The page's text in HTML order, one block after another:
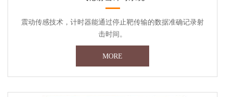
震动传感技术，计时器能通过停止靶传输的数据准确记录射
击时间。
MORE